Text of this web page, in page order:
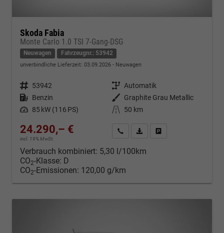
Skoda Fabia
Monte Carlo 1.0 TSI 7-Gang-DSG
Neuwagen Fahrzeugnr.: 53942
unverbindliche Lieferzeit: 03.09.2026 Neuwagen
Fahrzeugnr. 53942 Getriebe Automatik
Kraftstoff Benzin Außenfarbe
Graphite Grau Metallic
Leistung 85 kW (116 PS) Kilometerstand 50 km
24.290,– €
incl. 19% MwSt.
Kontakt & Angebot anfordern
PDF-Datei, Fahrzeugexposé
Verbrauch kombiniert: 5,30 l/100km
CO2-Klasse: D
CO2-Emissionen: 120,00 g/km